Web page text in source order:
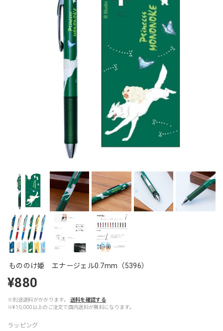
もののけ姫 エナージェル0.7mm（5396）
¥880
※別途送料がかかります。
送料を確認する
※¥10,000以上のご注文で国内送料が無料になります。
ラッピング